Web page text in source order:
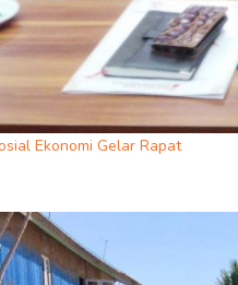
Ekonomi Gelar Rapat